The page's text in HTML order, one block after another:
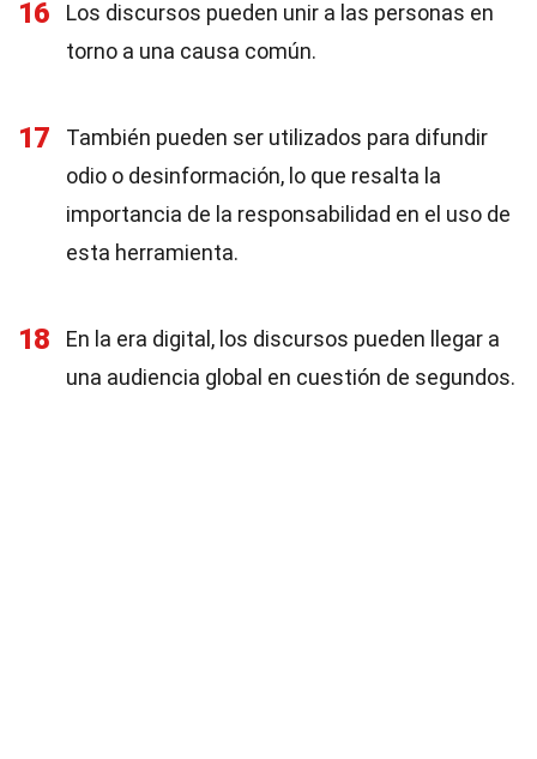
16
Los discursos pueden unir a las personas en
torno a una causa común.
17
También pueden ser utilizados para difundir
odio o desinformación, lo que resalta la
importancia de la responsabilidad en el uso de
esta herramienta.
18
En la era digital, los discursos pueden llegar a
una audiencia global en cuestión de segundos.